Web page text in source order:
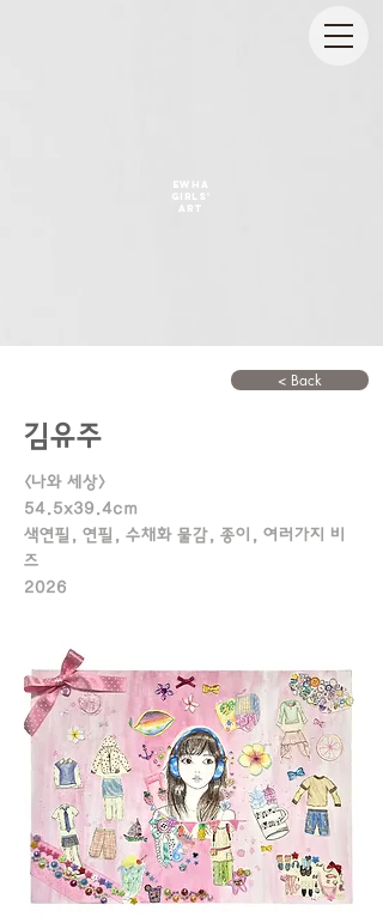
EWHA
GIRLS'
ART
< Back
김유주
<나와 세상>
54.5x39.4cm
색연필, 연필, 수채화 물감, 종이, 여러가지 비
즈
2026